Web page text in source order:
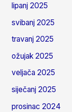
lipanj 2025
svibanj 2025
travanj 2025
ožujak 2025
veljača 2025
siječanj 2025
prosinac 2024